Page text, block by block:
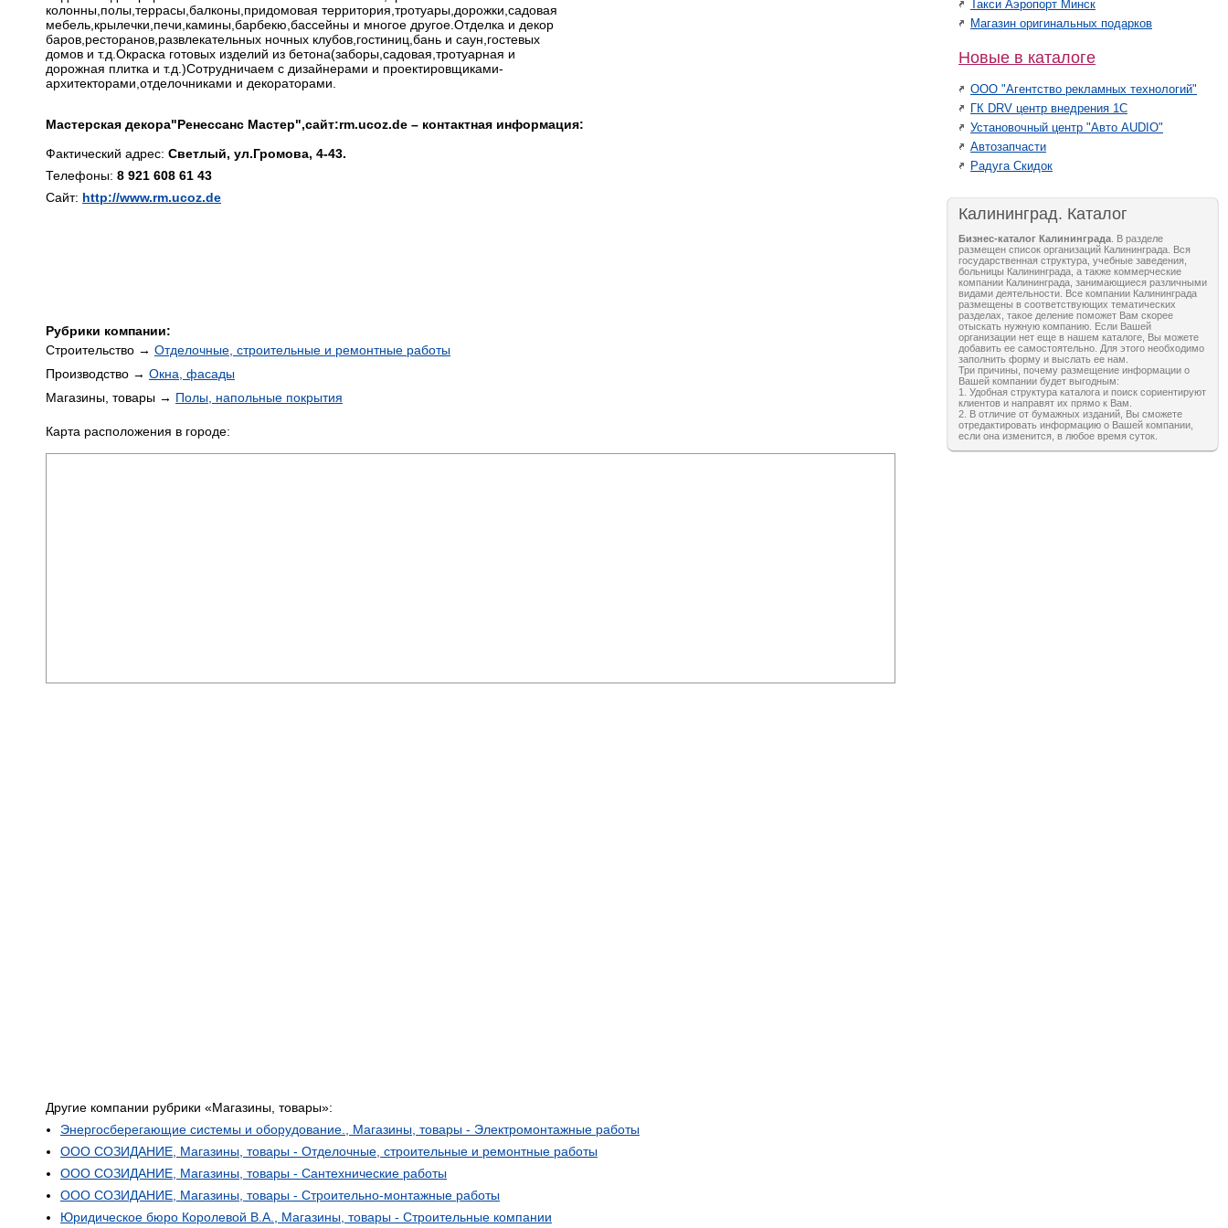
колонны,полы,террасы,балконы,придомовая территория,тротуары,дорожки,садовая
мебель,крылечки,печи,камины,барбекю,бассейны и многое другое.Отделка и декор
баров,ресторанов,развлекательных ночных клубов,гостиниц,бань и саун,гостевых
домов и т.д.Окраска готовых изделий из бетона(заборы,садовая,тротуарная и
дорожная плитка и т.д.)Сотрудничаем с дизайнерами и проектировщиками-
архитекторами,отделочниками и декораторами.
Мастерская декора"Ренессанс Мастер",сайт:rm.ucoz.de – контактная информация:
Фактический адрес: Светлый, ул.Громова, 4-43.
Телефоны: 8 921 608 61 43
Сайт: http://www.rm.ucoz.de
Рубрики компании:
Строительство → Отделочные, строительные и ремонтные работы
Производство → Окна, фасады
Магазины, товары → Полы, напольные покрытия
Карта расположения в городе:
Другие компании рубрики «Магазины, товары»:
Энергосберегающие системы и оборудование., Магазины, товары - Электромонтажные работы
ООО СОЗИДАНИЕ, Магазины, товары - Отделочные, строительные и ремонтные работы
ООО СОЗИДАНИЕ, Магазины, товары - Сантехнические работы
ООО СОЗИДАНИЕ, Магазины, товары - Строительно-монтажные работы
Юридическое бюро Королевой В.А., Магазины, товары - Строительные компании
Такси Аэропорт Минск
Магазин оригинальных подарков
Новые в каталоге
ООО "Агентство рекламных технологий"
ГК DRV центр внедрения 1С
Установочный центр "Авто AUDIO"
Автозапчасти
Радуга Скидок
Калининград. Каталог
Бизнес-каталог Калининграда . В разделе
размещен список организаций Калининграда. Вся
государственная структура, учебные заведения,
больницы Калининграда, а также коммерческие
компании Калининграда, занимающиеся различными
видами деятельности. Все компании Калининграда
размещены в соответствующих тематических
разделах, такое деление поможет Вам скорее
отыскать нужную компанию. Если Вашей
организации нет еще в нашем каталоге, Вы можете
добавить ее самостоятельно. Для этого необходимо
заполнить форму и выслать ее нам.
Три причины, почему размещение информации о
Вашей компании будет выгодным:
1. Удобная структура каталога и поиск сориентируют
клиентов и направят их прямо к Вам.
2. В отличие от бумажных изданий, Вы сможете
отредактировать информацию о Вашей компании,
если она изменится, в любое время суток.